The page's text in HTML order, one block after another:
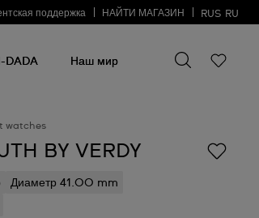
поддержка НАЙТИ МАГАЗИН RUS RU
DADA Наш мир
что-
то
watches
BY VERDY
Диаметр 41.00 mm